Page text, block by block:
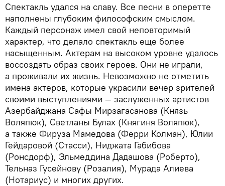
Спектакль удался на славу. Все песни в оперетте
наполнены глубоким философским смыслом.
Каждый персонаж имел свой неповторимый
характер, что делало спектакль еще более
насыщенным. Актерам на высоком уровне удалось
воссоздать образ своих героев. Они не играли,
а проживали их жизнь. Невозможно не отметить
имена актеров, которые украсили вечер зрителей
своими выступлениями — заслуженных артистов
Азербайджана Сафы Мирзагасанова (Князь
Воляпюк), Светланы Булах (Княгиня Воляпюк),
а также Фируза Мамедова (Ферри Колман), Юлии
Гейдаровой (Стасси), Ниджата Габибова
(Ронсдорф), Эльмеддина Дадашова (Роберто),
Тельназ Гусейнову (Розалия), Мурада Алиева
(Нотариус) и многих других.